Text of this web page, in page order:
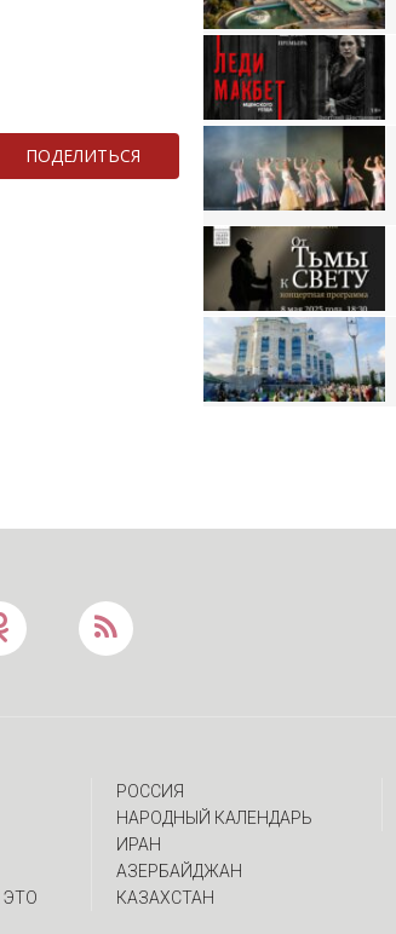
ПОДЕЛИТЬСЯ
ЭТО
РОССИЯ
НАРОДНЫЙ КАЛЕНДАРЬ
ИРАН
АЗЕРБАЙДЖАН
КАЗАХСТАН